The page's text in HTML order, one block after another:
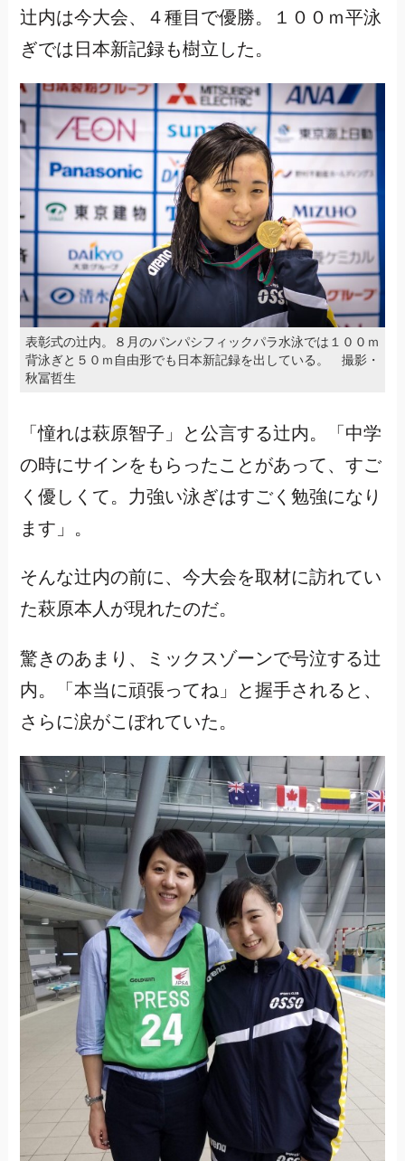
辻内は今大会、４種目で優勝。１００ｍ平泳
ぎでは日本新記録も樹立した。
表彰式の辻内。８月のパンパシフィックパラ水泳では１００ｍ
背泳ぎと５０ｍ自由形でも日本新記録を出している。 撮影・
秋冨哲生
「憧れは萩原智子」と公言する辻内。「中学
の時にサインをもらったことがあって、すご
く優しくて。力強い泳ぎはすごく勉強になり
ます」。
そんな辻内の前に、今大会を取材に訪れてい
た萩原本人が現れたのだ。
驚きのあまり、ミックスゾーンで号泣する辻
内。「本当に頑張ってね」と握手されると、
さらに涙がこぼれていた。